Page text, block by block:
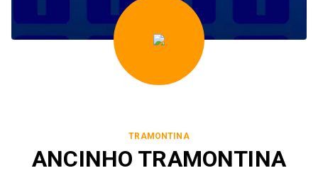
TRAMONTINA
ANCINHO TRAMONTINA